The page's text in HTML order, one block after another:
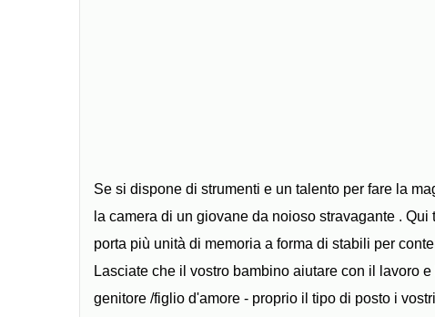
Se si dispone di strumenti e un talento per fare la
la camera di un giovane da noioso stravagante .
porta più unità di memoria a forma di stabili per
Lasciate che il vostro bambino aiutare con il lavoro
genitore /figlio d'amore - proprio il tipo di posto i